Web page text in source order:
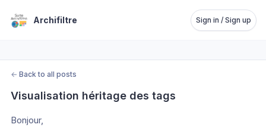
Archifiltre Sign in / Sign up
← Back to all posts
Visualisation héritage des tags
Bonjour,